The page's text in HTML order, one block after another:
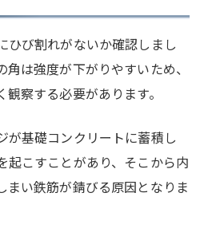
ひび割れがないか確認しまし
角は強度が下がりやすいため、
察する必要があります。
が基礎コンクリートに蓄積し
起こすことがあり、そこから内
まい鉄筋が錆びる原因となりま